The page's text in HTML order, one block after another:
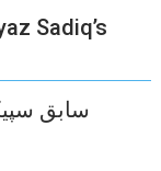
Sadiq’s
سابق